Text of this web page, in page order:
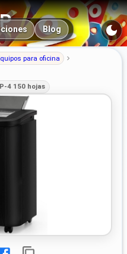
Blog
para oficina
4 150 hojas